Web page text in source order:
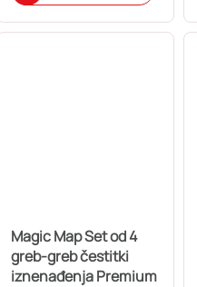
Magic Map Set od 4
greb-greb čestitki
iznenađenja Premium